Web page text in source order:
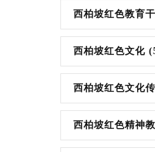
西柏坡红色教育
西柏坡红色文化
西柏坡红色文化
西柏坡红色精神